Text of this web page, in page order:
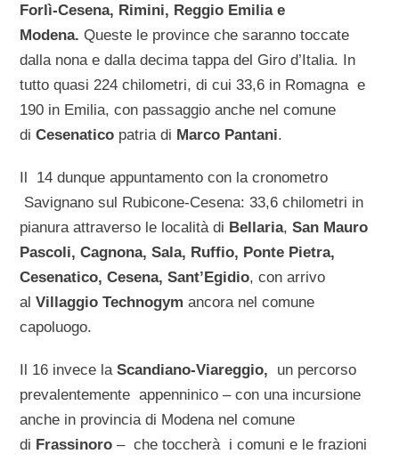
Forlì-Cesena, Rimini, Reggio Emilia e
Modena. Queste le province che saranno toccate
dalla nona e dalla decima tappa del Giro d’Italia. In
tutto quasi 224 chilometri, di cui 33,6 in Romagna e
190 in Emilia, con passaggio anche nel comune
diCesenatico patria di Marco Pantani.
Il 14 dunque appuntamento con la cronometro
Savignano sul Rubicone-Cesena: 33,6 chilometri in
pianura attraverso le località di Bellaria,San Mauro
Pascoli, Cagnona, Sala, Ruffio, Ponte Pietra,
Cesenatico, Cesena, Sant’Egidio, con arrivo
alVillaggio Technogym ancora nel comune
capoluogo.
Il 16 invece laScandiano-Viareggio,
un percorso
prevalentemente appenninico – con una incursione
anche in provincia di Modena nel comune
di Frassinoro – che toccherà i comuni e le frazioni